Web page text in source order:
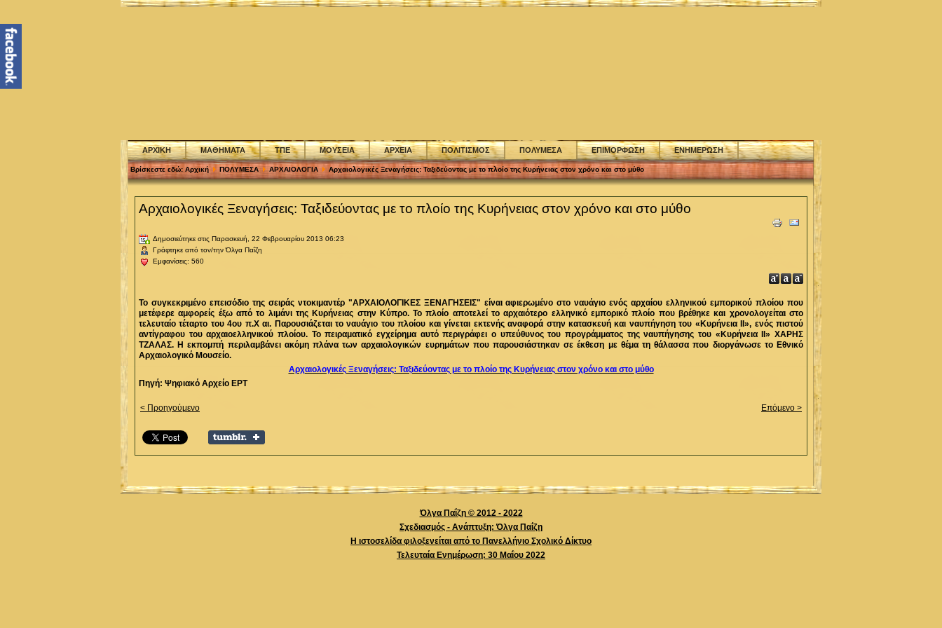
ΑΡΧΙΚΗ ΜΑΘΗΜΑΤΑ ΤΠΕ ΜΟΥΣΕΙΑ ΑΡΧΕΙΑ ΠΟΛΙΤΙΣΜΟΣ ΠΟΛΥΜΕΣΑ ΕΠΙΜΟΡΦΩΣΗ ΕΝΗΜΕΡΩΣΗ
Βρίσκεστε εδώ: Αρχική ΠΟΛΥΜΕΣΑ ΑΡΧΑΙΟΛΟΓΙΑ Αρχαιολογικές Ξεναγήσεις: Ταξιδεύοντας με το πλοίο της Κυρήνειας στον χρόνο και στο μύθο
Αρχαιολογικές Ξεναγήσεις: Ταξιδεύοντας με το πλοίο της Κυρήνειας στον χρόνο και στο μύθο
Δημοσιεύτηκε στις Παρασκευή, 22 Φεβρουαρίου 2013 06:23
Γράφτηκε από τον/την Όλγα Παΐζη
Εμφανίσεις: 560
Το συγκεκριμένο επεισόδιο της σειράς ντοκιμαντέρ "ΑΡΧΑΙΟΛΟΓΙΚΕΣ ΞΕΝΑΓΗΣΕΙΣ" είναι αφιερωμένο στο ναυάγιο ενός αρχαίου ελληνικού εμπορικού πλοίου που
μετέφερε αμφορείς έξω από το λιμάνι της Κυρήνειας στην Κύπρο. Το πλοίο αποτελεί το αρχαιότερο ελληνικό εμπορικό πλοίο που βρέθηκε και χρονολογείται στο
τελευταίο τέταρτο του 4ου π.Χ αι. Παρουσιάζεται το ναυάγιο του πλοίου και γίνεται εκτενής αναφορά στην κατασκευή και ναυπήγηση του «Κυρήνεια ΙΙ», ενός πιστού
αντίγραφου του αρχαιοελληνικού πλοίου. Το πειραματικό εγχείρημα αυτό περιγράφει ο υπεύθυνος του προγράμματος της ναυπήγησης του «Κυρήνεια ΙΙ» ΧΑΡΗΣ
ΤΖΑΛΑΣ. Η εκπομπή περιλαμβάνει ακόμη πλάνα των αρχαιολογικών ευρημάτων που παρουσιάστηκαν σε έκθεση με θέμα τη θάλασσα που διοργάνωσε το Εθνικό
Αρχαιολογικό Μουσείο.
Αρχαιολογικές Ξεναγήσεις: Ταξιδεύοντας με το πλοίο της Κυρήνειας στον χρόνο και στο μύθο
Πηγή: Ψηφιακό Αρχείο ΕΡΤ
< Προηγούμενο Επόμενο >
Όλγα Παΐζη © 2012 - 2022
Σχεδιασμός - Ανάπτυξη: Όλγα Παΐζη
Η ιστοσελίδα φιλοξενείται από το Πανελλήνιο Σχολικό Δίκτυο
Τελευταία Ενημέρωση: 30 Mαΐου 2022